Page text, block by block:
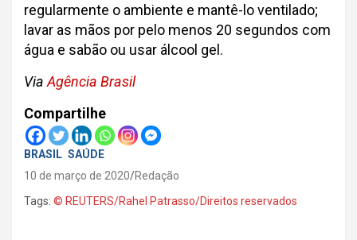
regularmente o ambiente e mantê-lo ventilado;
lavar as mãos por pelo menos 20 segundos com
água e sabão ou usar álcool gel.
Via Agência Brasil
Compartilhe
BRASIL SAÚDE
10 de março de 2020 Redação
Tags: © REUTERS/Rahel Patrasso/Direitos reservados